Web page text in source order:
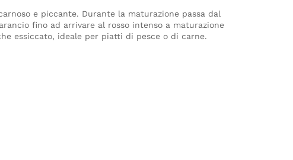
e piccante. Durante la maturazione passa dal
fino ad arrivare al rosso intenso a maturazione
essiccato, ideale per piatti di pesce o di carne.